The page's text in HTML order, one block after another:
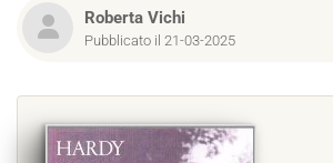
Roberta Vichi
Pubblicato il 21-03-2025